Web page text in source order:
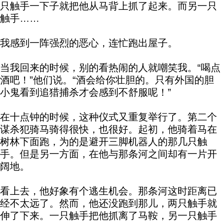
只触手一下子就把他从马背上抓了起来。而另一只
触手……
我感到一阵强烈的恶心，连忙跑出屋子。
当我回来的时候，别的看热闹的人就嘲笑我。“喝点
酒吧！”他们说。“酒会给你壮胆的。只有外国的胆
小鬼看到追猎捕杀才会感到不舒服呢！”
在十点钟的时候，这种仪式又重复举行了。第二个
谋杀犯骑马骑得很快，也很好。起初，他骑着马在
树林下面跑，为的是避开三脚机器人的那几只触
手。但是另一方面，在他与那条河之间却有一片开
阔地。
看上去，他好象有个逃生机会。那条河这时距离已
经不太远了。然而，他还没跑到那儿，两只触手就
伸了下来。一只触手把他抓离了马鞍，另一只触手